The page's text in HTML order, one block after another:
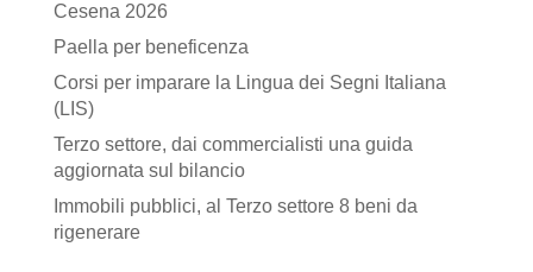
Cesena 2026
Paella per beneficenza
Corsi per imparare la Lingua dei Segni Italiana
(LIS)
Terzo settore, dai commercialisti una guida
aggiornata sul bilancio
Immobili pubblici, al Terzo settore 8 beni da
rigenerare